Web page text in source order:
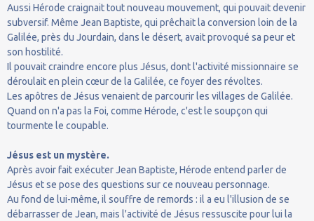
Aussi Hérode craignait tout nouveau mouvement, qui pouvait devenir
subversif. Même Jean Baptiste, qui prêchait la conversion loin de la
Galilée, près du Jourdain, dans le désert, avait provoqué sa peur et
son hostilité.
Il pouvait craindre encore plus Jésus, dont l'activité missionnaire se
déroulait en plein cœur de la Galilée, ce foyer des révoltes.
Les apôtres de Jésus venaient de parcourir les villages de Galilée.
Quand on n'a pas la Foi, comme Hérode, c'est le soupçon qui
tourmente le coupable.
Jésus est un mystère.
Après avoir fait exécuter Jean Baptiste, Hérode entend parler de
Jésus et se pose des questions sur ce nouveau personnage.
Au fond de lui-même, il souffre de remords : il a eu l'illusion de se
débarrasser de Jean, mais l'activité de Jésus ressuscite pour lui la